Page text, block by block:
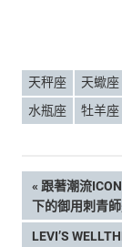
天秤座 天蠍座
水瓶座
牡羊座
文
章
PREVIOUS
POST:
跟著潮流
下的御用刺青
NEXT
LEVI’S